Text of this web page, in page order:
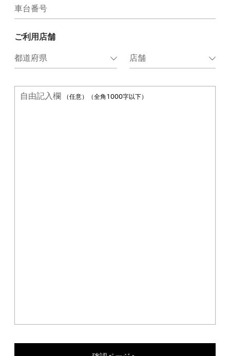
車台番号
ご利用店舗
自由記入欄 （任意）（全角1000字以下）